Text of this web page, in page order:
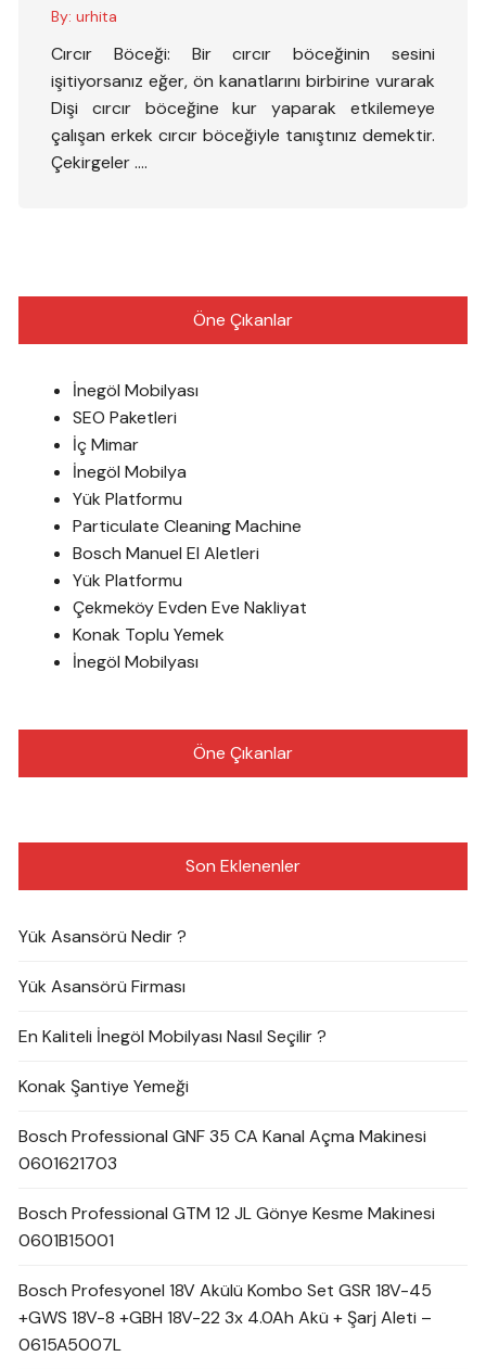
By: urhita
Cırcır Böceği: Bir cırcır böceğinin sesini
işitiyorsanız eğer, ön kanatlarını birbirine vurarak
Dişi cırcır böceğine kur yaparak etkilemeye
çalışan erkek cırcır böceğiyle tanıştınız demektir.
Çekirgeler ….
Öne Çıkanlar
İnegöl Mobilyası
SEO Paketleri
İç Mimar
İnegöl Mobilya
Yük Platformu
Particulate Cleaning Machine
Bosch Manuel El Aletleri
Yük Platformu
Çekmeköy Evden Eve Nakliyat
Konak Toplu Yemek
İnegöl Mobilyası
Öne Çıkanlar
Son Eklenenler
Yük Asansörü Nedir ?
Yük Asansörü Firması
En Kaliteli İnegöl Mobilyası Nasıl Seçilir ?
Konak Şantiye Yemeği
Bosch Professional GNF 35 CA Kanal Açma Makinesi
0601621703
Bosch Professional GTM 12 JL Gönye Kesme Makinesi
0601B15001
Bosch Profesyonel 18V Akülü Kombo Set GSR 18V-45
+GWS 18V-8 +GBH 18V-22 3x 4.0Ah Akü + Şarj Aleti –
0615A5007L